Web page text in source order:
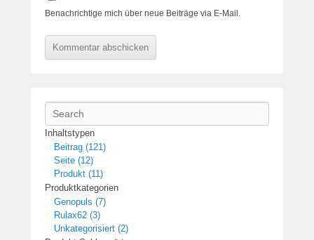
Benachrichtige mich über neue Beiträge via E-Mail.
Search
Inhaltstypen
Beitrag (121)
Seite (12)
Produkt (11)
Produktkategorien
Genopuls (7)
Rulax62 (3)
Unkategorisiert (2)